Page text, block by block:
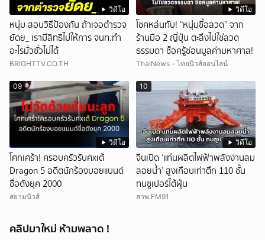
วิดีโอ
หนุ่ม สอนวิธีป้องกัน ถ้าเจอตำรวจ
ยัดย_ เรามีสิทธิไม่ให้การ จนท.ทำ
อะไรมั่วซั่วไม่ได้
BRIGHTTV.CO.TH
วิดีโอ
โชคหล่นทับ! “หนุ่มซื้อลวด” จาก
ร้านมือ 2 ญี่ปุ่น ตะลึงไม่ใช่ลวด
ธรรมดา ช็อครู้ซ่อนมูลค่ามหาศาล!
ThaiNews - ไทยนิวส์ออนไลน์
วิดีโอ
09
โศกเศร้า! ครอบครัวรับศxเต้
Dragon 5 อดีตนักร้องบอยแบนด์
ชื่อดังยุค 2000
สยามนิวส์
วิดีโอ
10
จีนเปิด ‘แท่นผลิตไฟฟ้าพลังงานลม
ลอยน้ำ’ สูงเกือบเท่าตึก 110 ชั้น
ทนซูเปอร์ไต้ฝุ่น
สวพ.FM91
คลิปมาใหม่ ห้ามพลาด !